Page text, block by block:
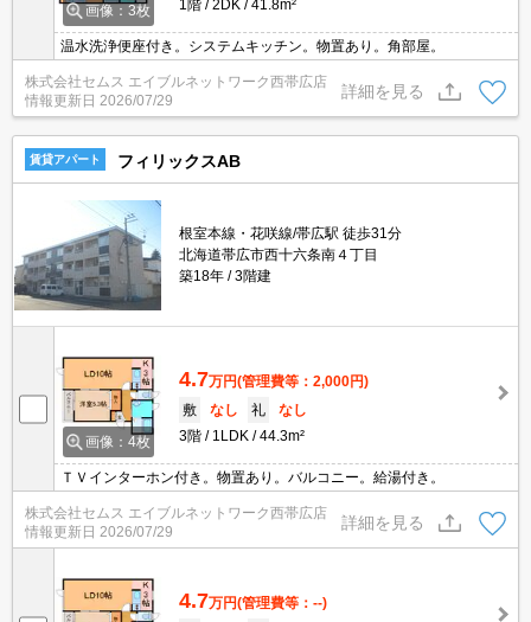
画像：3枚
1階
2DK 41.8m²
温水洗浄便座付き。システムキッチン。物置あり。角部屋。
株式会社セムス エイブルネットワーク西帯広店
情報更新日 2026/07/29
詳細を見る
賃貸アパート フィリックスAB
根室本線・花咲線/帯広駅 徒歩31分
北海道帯広市西十六条南４丁目
築18年
3階建
画像：4枚
4.7万円(管理費等：2,000円)
敷
なし 礼
なし
3階
1LDK 44.3m²
ＴＶインターホン付き。物置あり。バルコニー。給湯付き。
株式会社セムス エイブルネットワーク西帯広店
情報更新日 2026/07/29
詳細を見る
4.7万円(管理費等：--)